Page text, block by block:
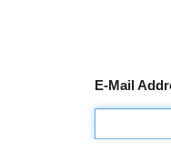
E-Mail